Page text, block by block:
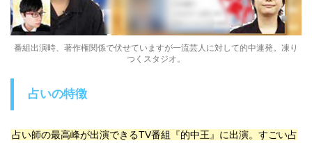
番組出演時、著作権関係で伏せていますが一流芸人に対して的中連発。凍り
つくスタジオ。
占いの特徴
占い師の最高峰が出演できるTV番組『的中王』に出演。すごい占